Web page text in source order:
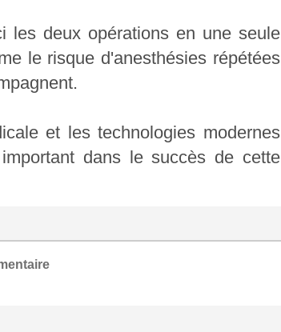
les deux opérations en une seule
le risque d'anesthésies répétées
et les technologies modernes
dans le succès de cette